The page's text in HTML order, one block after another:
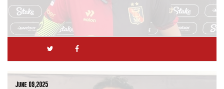
June 09,2025